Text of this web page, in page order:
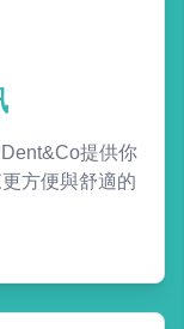
提供你
方便與舒適的